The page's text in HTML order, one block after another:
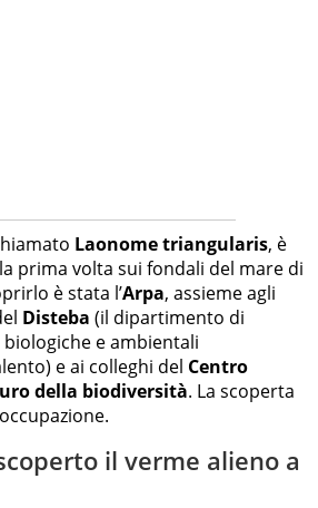
Laonome triangularis, è
prima volta sui fondali del mare di
è stata l’Arpa, assieme agli
Disteba (il dipartimento di
biologiche e ambientali
e ai colleghi del Centro
della biodiversità. La scoperta
il verme alieno a